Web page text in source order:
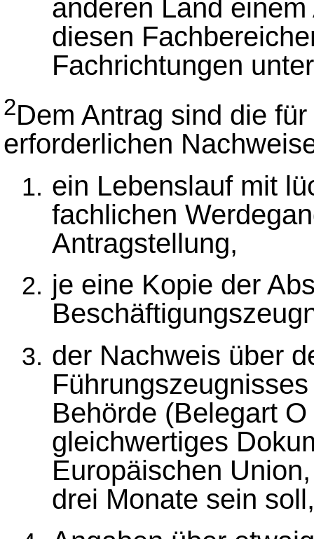
anderen Land
diesen
Fachrichtungen
2Dem Antrag sind die
erforderlichen
ein Lebenslauf mit
fachlichen
Antragstellung,
je eine Kopie der
der Nachweis über
Behörde (Belegart
gleichwertiges
Europäischen
drei Monate sein soll,